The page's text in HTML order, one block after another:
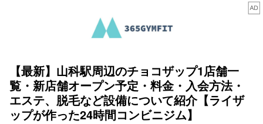
【最新】山科駅周辺のチョコザップ1店舗一
覧・新店舗オープン予定・料金・入会方法・
エステ、脱毛など設備について紹介【ライザ
ップが作った24時間コンビニジム】